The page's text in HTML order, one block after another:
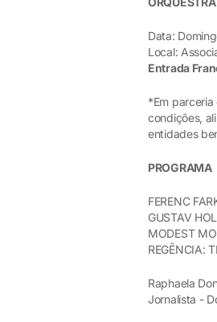
Data:
Local:
Entrada
*Em
condições,
entidades
PROGRAMA
FERENC
GUSTAV
MODEST
REGÊNCIA:
Raphaela
Jornalista -